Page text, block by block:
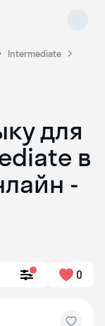
Intermediate
для
в
-
0